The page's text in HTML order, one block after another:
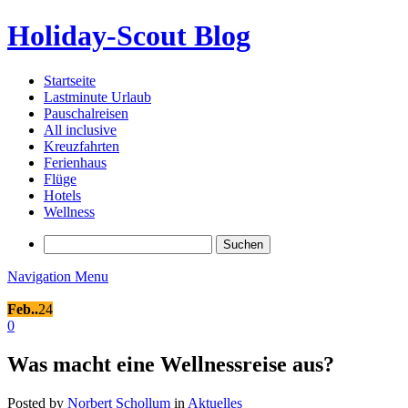
Holiday-Scout Blog
Startseite
Lastminute Urlaub
Pauschalreisen
All inclusive
Kreuzfahrten
Ferienhaus
Flüge
Hotels
Wellness
nach:
Navigation Menu
Feb..24
0
Was macht eine Wellnessreise aus?
Posted by Norbert Schollum in Aktuelles